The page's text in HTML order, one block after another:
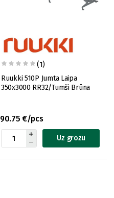
(1)
Ruukki 510P Jumta Laipa
350x3000 RR32/Tumši Brūna
90.75 €/pcs
Uz grozu